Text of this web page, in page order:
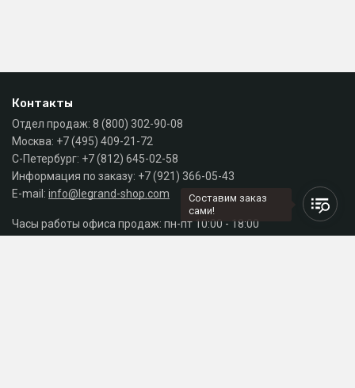
Контакты
Отдел продаж: 8 (800) 302-90-08
Москва: +7 (495) 409-21-72
С-Петербург: +7 (812) 645-02-58
Информация по заказу: +7 (921) 366-05-43
E-mail: info@legrand-shop.com
Часы работы офиса продаж: пн-пт 10:00 - 18:00
Составим заказ
сами!